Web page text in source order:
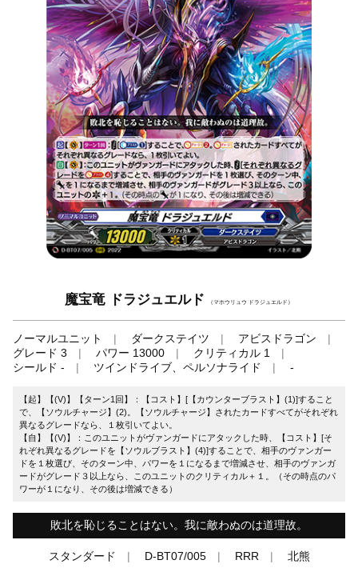
魔宝竜 ドラジュエルド （マホウリュウ ドラジュエルド）
ノーマルユニット ダークステイツ
アビスドラゴン
グレード 3
パワー 13000
クリティカル 1
シールド -
ツインドライブ、ペルソナライド -
【起】【(V)】【ターン1回】：【コスト】[【カウンターブラスト】(1)]すること
で、【ソウルチャージ】(2)。【ソウルチャージ】されたカードすべてがそれぞれ
異なるグレードなら、１枚引いてよい。
【自】【(V)】：このユニットがヴァンガードにアタックした時、【コスト】[そ
れぞれ異なるグレードを【ソウルブラスト】(4)]することで、相手のヴァンガー
ドを１枚選び、そのターン中、パワーを１になるまで増減させ、相手のヴァンガ
ードがグレード３以上なら、このユニットのクリティカル＋１。（その時点のパ
ワーが１になり、その後は増減できる）
敗北を恥じることはない。我に敵わぬのは道理故。
スタンダード D-BT07/005 RRR 北熊